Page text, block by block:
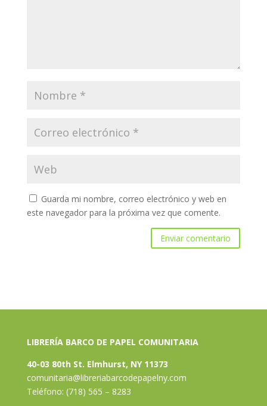
Guarda mi nombre, correo electrónico y web en
este navegador para la próxima vez que comente.
LIBRERÍA BARCO DE PAPEL COMUNITARIA
40-03 80th St. Elmhurst, NY 11373
comunitaria@libreriabarcodepapelny.com
Teléfono: (718) 565 – 8283